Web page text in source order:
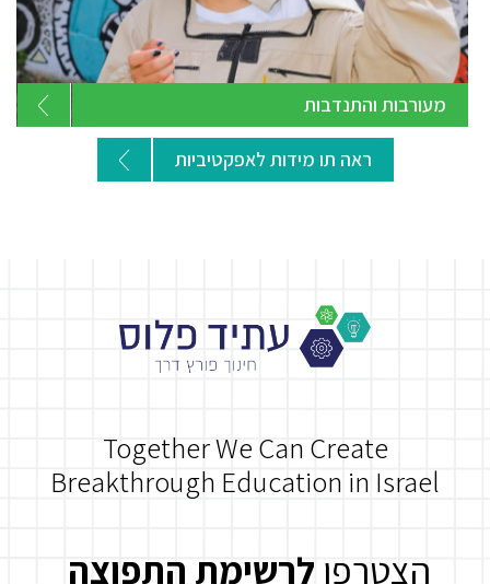
מעורבות והתנדבות
ראה תו מידות לאפקטיביות
Together We Can Create
Breakthrough Education in Israel
הצטרפו לרשימת התפוצה